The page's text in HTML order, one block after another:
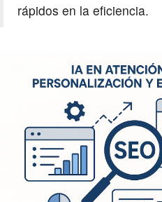
rápidos en la eficiencia.